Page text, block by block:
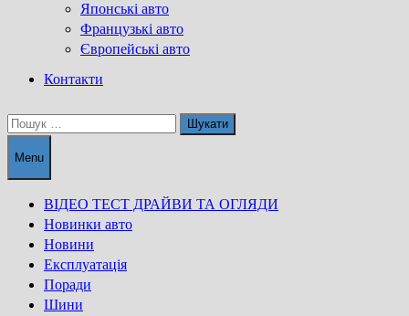
Японські авто
Французькі авто
Європейські авто
Контакти
Пошук:
Menu
ВІДЕО ТЕСТ ДРАЙВИ ТА ОГЛЯДИ
Новинки авто
Новини
Експлуатація
Поради
Шини